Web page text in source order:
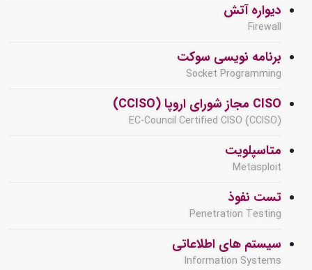
دیواره آتش
Firewall
برنامه نویسی سوکت
Socket Programming
CISO مجاز شورای اروپا (CCISO)
EC-Council Certified CISO (CCISO)
متاسپلویت
Metasploit
تست نفوذ
Penetration Testing
سیستم های اطلاعاتی
Information Systems